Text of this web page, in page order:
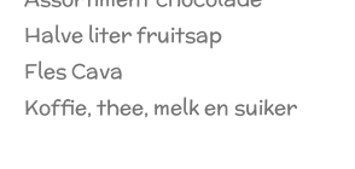
Halve liter fruitsap
Fles Cava
Koffie, thee, melk en suiker